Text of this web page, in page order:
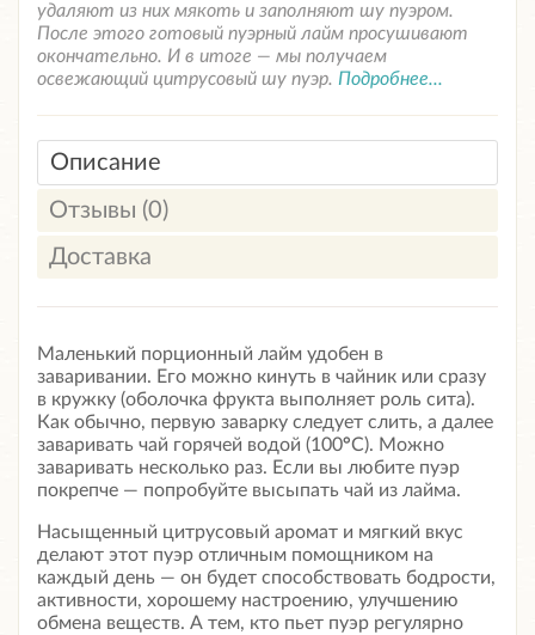
удаляют из них мякоть и заполняют шу пуэром.
После этого готовый пуэрный лайм просушивают
окончательно. И в итоге — мы получаем
освежающий цитрусовый шу пуэр. Подробнее...
Описание
Отзывы (0)
Доставка
Маленький порционный лайм удобен в
заваривании. Его можно кинуть в чайник или сразу
в кружку (оболочка фрукта выполняет роль сита).
Как обычно, первую заварку следует слить, а далее
заваривать чай горячей водой (100°С). Можно
заваривать несколько раз. Если вы любите пуэр
покрепче — попробуйте высыпать чай из лайма.
Насыщенный цитрусовый аромат и мягкий вкус
делают этот пуэр отличным помощником на
каждый день — он будет способствовать бодрости,
активности, хорошему настроению, улучшению
обмена веществ. А тем, кто пьет пуэр регулярно